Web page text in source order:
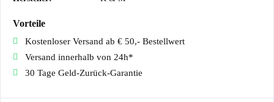
Vorteile
Kostenloser Versand ab € 50,- Bestellwert
Versand innerhalb von 24h*
30 Tage Geld-Zurück-Garantie